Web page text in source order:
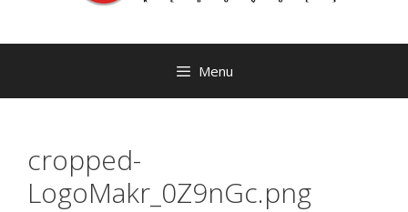
Menu
cropped-
LogoMakr_0Z9nGc.png